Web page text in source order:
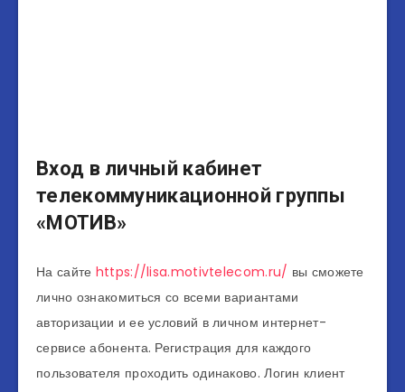
Вход в личный кабинет
телекоммуникационной группы
«МОТИВ»
На сайте https://lisa.motivtelecom.ru/ вы сможете
лично ознакомиться со всеми вариантами
авторизации и ее условий в личном интернет-
сервисе абонента. Регистрация для каждого
пользователя проходить одинаково. Логин клиент